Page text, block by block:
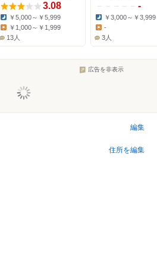
3.08
Dinner:
￥5,000～￥5,999
Lunch:
￥1,000～￥1,999
13人
-
Dinner:
￥3,000～￥3,999
Lunch:
-
3人
広告を非表示
編集
住所を編集